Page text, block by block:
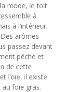
mode, le toit
à
à l’intérieur,
arômes
passez devant
pêché et
de cette
l’oie, il existe
foie gras.